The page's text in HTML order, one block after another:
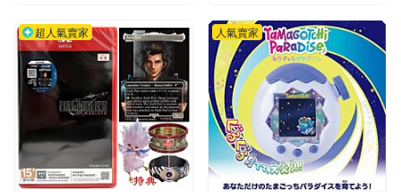
超人氣賣家 人氣賣家